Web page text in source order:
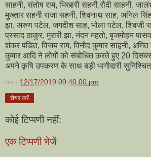
साहनी, संतोष राम, भिखारी सहनी,रौदी साहनी,
मुख्तार सहनी राजा सहनी, शिवनाथ साह, अनिल
झा, अरुण पटेल, जगदीश साह, भोला पटेल, शिवजी
प्रसाद ठाकुर, मुरारी झा, नंदन महतो, बृजमोहन
शंकर पंडित, विजय राम, विनोद कुमार साहनी,
कुमार आदि ने लोगों को संबोधित करते हुए 20
अपने कृषि उपकरण के साथ बड़ी भागीदारी
on - 12/17/2019 09:40:00 pm
शेयर करें
कोई टिप्पणी नहीं:
एक टिप्पणी भेजें